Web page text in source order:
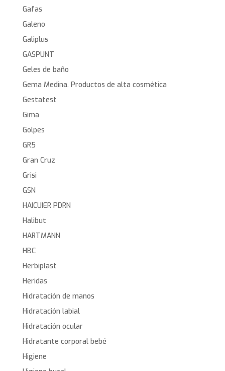
Gafas
Galeno
Galiplus
GASPUNT
Geles de baño
Gema Medina. Productos de alta cosmética
Gestatest
Gima
Golpes
GR5
Gran Cruz
Grisi
GSN
HAICUIER PDRN
Halibut
HARTMANN
HBC
Herbiplast
Heridas
Hidratación de manos
Hidratación labial
Hidratación ocular
Hidratante corporal bebé
Higiene